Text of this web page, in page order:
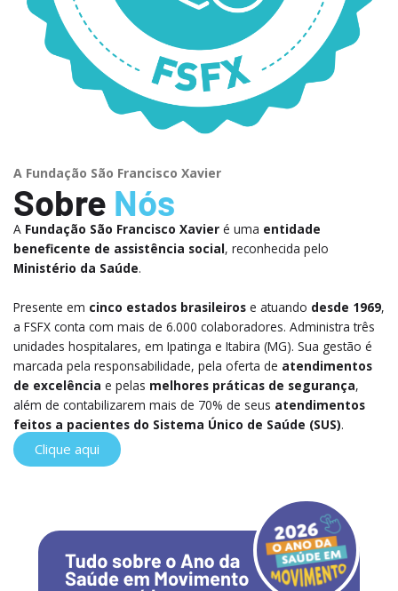
A Fundação São Francisco Xavier
Sobre Nós
A Fundação São Francisco Xavier é uma entidade
beneficente de assistência social, reconhecida pelo
Ministério da Saúde.
Presente em cinco estados brasileiros e atuando desde 1969,
a FSFX conta com mais de 6.000 colaboradores. Administra três
unidades hospitalares, em Ipatinga e Itabira (MG). Sua gestão é
marcada pela responsabilidade, pela oferta de atendimentos
de excelência e pelas melhores práticas de segurança,
além de contabilizarem mais de 70% de seus atendimentos
feitos a pacientes do Sistema Único de Saúde (SUS).
Clique aqui